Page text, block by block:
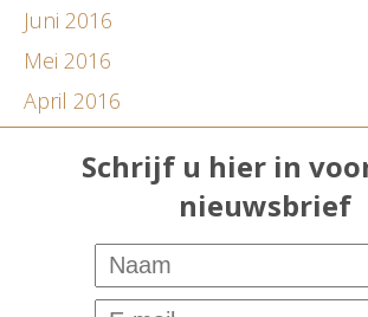
Juni 2016
Mei 2016
April 2016
Schrijf u hier in
nieuwsbrief